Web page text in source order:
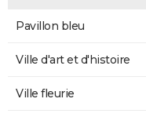
Pavillon bleu
Ville d'art et d'histoire
Ville fleurie